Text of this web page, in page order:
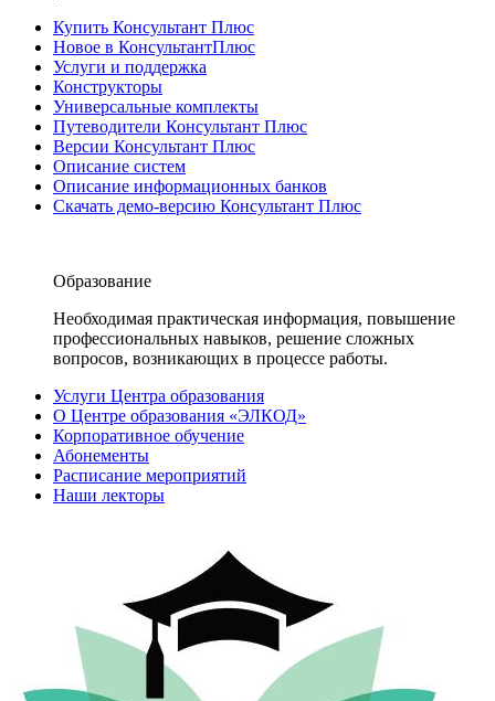
Купить Консультант Плюс
Новое в КонсультантПлюс
Услуги и поддержка
Конструкторы
Универсальные комплекты
Путеводители Консультант Плюс
Версии Консультант Плюс
Описание систем
Описание информационных банков
Скачать демо-версию Консультант Плюс
Образование
Необходимая практическая информация, повышение
профессиональных навыков, решение сложных
вопросов, возникающих в процессе работы.
Услуги Центра образования
О Центре образования «ЭЛКОД»
Корпоративное обучение
Абонементы
Расписание мероприятий
Наши лекторы